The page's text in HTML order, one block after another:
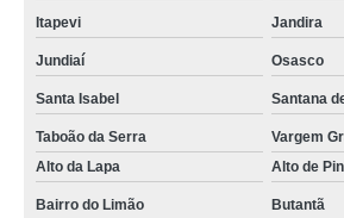
Itapevi Jandira
Jundiaí Osasco
Santa Isabel Santana
Taboão da Serra
Vargem
Alto da Lapa
Alto de
Bairro do Limão Butantã